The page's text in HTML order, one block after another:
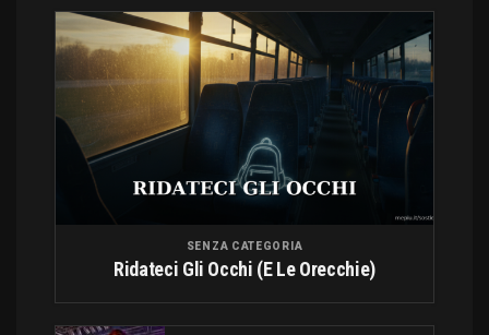
SENZA CATEGORIA
Ridateci Gli Occhi (e Le Orecchie)